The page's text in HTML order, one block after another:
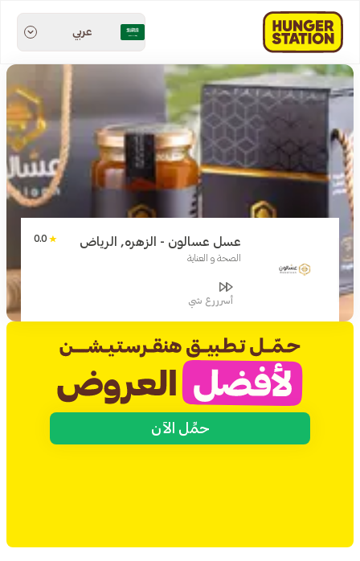
عربي
عسل عسالون - الزهره, الرياض
الصحة و العناية
0.0
أسرررع شي
حمِّل الآن